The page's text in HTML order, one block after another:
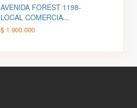
AVENIDA FOREST 1198-
LOCAL COMERCIA...
$ 1.900.000